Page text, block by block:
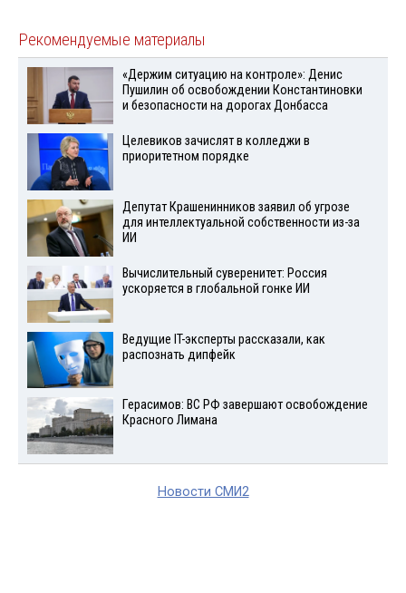
Рекомендуемые материалы
«Держим ситуацию на контроле»: Денис
Пушилин об освобождении Константиновки
и безопасности на дорогах Донбасса
Целевиков зачислят в колледжи в
приоритетном порядке
Депутат Крашенинников заявил об угрозе
для интеллектуальной собственности из-за
ИИ
Вычислительный суверенитет: Россия
ускоряется в глобальной гонке ИИ
Ведущие IT-эксперты рассказали, как
распознать дипфейк
Герасимов: ВС РФ завершают освобождение
Красного Лимана
Новости СМИ2